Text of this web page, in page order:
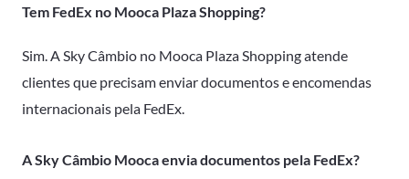
Tem FedEx no Mooca Plaza Shopping?
Sim. A Sky Câmbio no Mooca Plaza Shopping atende
clientes que precisam enviar documentos e encomendas
internacionais pela FedEx.
A Sky Câmbio Mooca envia documentos pela FedEx?